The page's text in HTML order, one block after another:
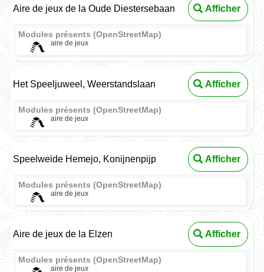
Aire de jeux de la Oude Diestersebaan Afficher
Modules présents (OpenStreetMap)
aire de jeux
Het Speeljuweel, Weerstandslaan Afficher
Modules présents (OpenStreetMap)
aire de jeux
Speelweide Hemejo, Konijnenpijp Afficher
Modules présents (OpenStreetMap)
aire de jeux
Aire de jeux de la Elzen Afficher
Modules présents (OpenStreetMap)
aire de jeux